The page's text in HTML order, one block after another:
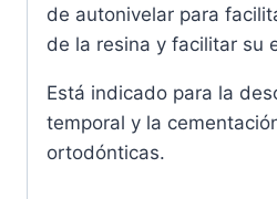
de autonivelar para
de la resina y facilitar su
Está indicado para la
temporal y la
ortodónticas.